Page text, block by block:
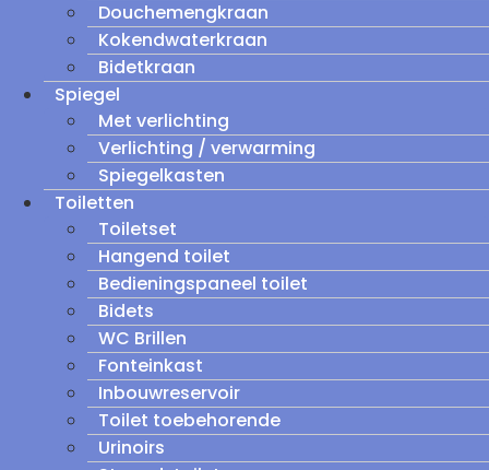
Douchemengkraan
Kokendwaterkraan
Bidetkraan
Spiegel
Met verlichting
Verlichting / verwarming
Spiegelkasten
Toiletten
Toiletset
Hangend toilet
Bedieningspaneel toilet
Bidets
WC Brillen
Fonteinkast
Inbouwreservoir
Toilet toebehorende
Urinoirs